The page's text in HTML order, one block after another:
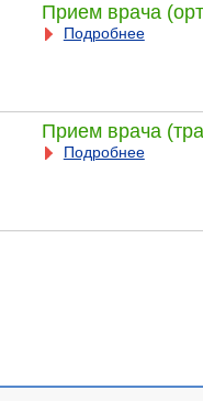
Прием врача
Подробнее
Прием врача
Подробнее